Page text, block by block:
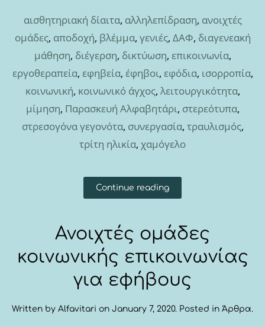
αισθητηριακή δίαιτα, αλληλεπίδραση, ανοιχτές
ομάδες, αποδοχή, βλέμμα, γενιές, ΔΑΦ, διαγενεακή
μάθηση, διέγερση, δικτύωση, επικοινωνία,
εργοθεραπεία, εφηβεία, έφηβοι, εφόδια, ισορροπία,
κοινωνική, κοινωνικό άγχος, λειτουργικότητα,
μίμηση, Παρασκευή Αλφαβητάρι, στερεότυπα,
στρεσογόνα γεγονότα, συνεργασία, τραυλισμός,
τρίτη ηλικία, χαμόγελο
Continue reading
Ανοιχτές ομάδες
κοινωνικής επικοινωνίας
για εφήβους
Written by Alfavitari on January 7, 2020. Posted in Άρθρα.